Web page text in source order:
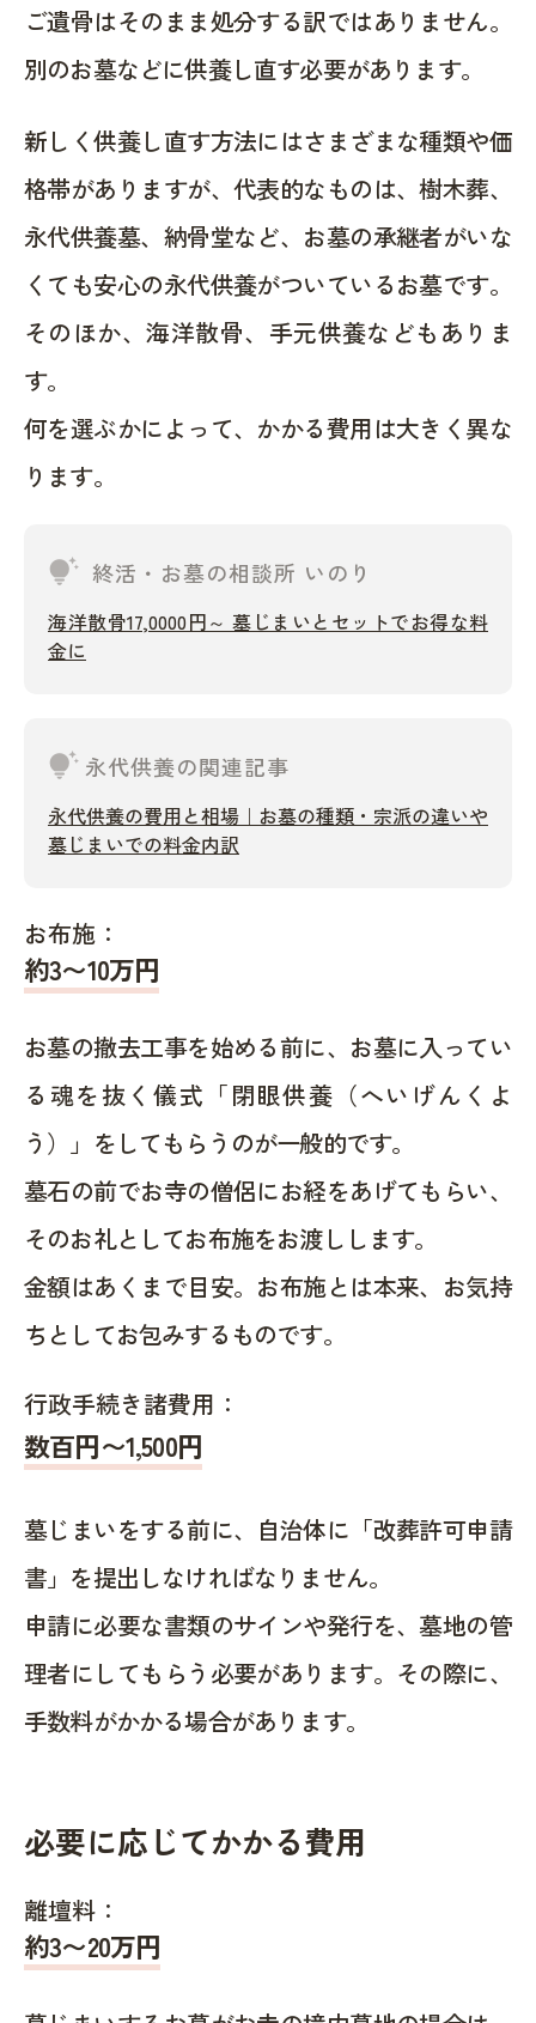
ご遺骨はそのまま処分する訳ではありません。
別のお墓などに供養し直す必要があります。
新しく供養し直す方法にはさまざまな種類や価
格帯がありますが、代表的なものは、樹木葬、
永代供養墓、納骨堂など、お墓の承継者がいな
くても安心の永代供養がついているお墓です。
そのほか、海洋散骨、手元供養などもありま
す。
何を選ぶかによって、かかる費用は大きく異な
ります。
tips_and_updates 終活・お墓の相談所 いのり
海洋散骨17,0000円～ 墓じまいとセットでお得な料
金に
tips_and_updates 永代供養の関連記事
永代供養の費用と相場｜お墓の種類・宗派の違いや
墓じまいでの料金内訳
お布施：
約3〜10万円
お墓の撤去工事を始める前に、お墓に入ってい
る魂を抜く儀式「閉眼供養（へいげんくよ
う）」をしてもらうのが一般的です。
墓石の前でお寺の僧侶にお経をあげてもらい、
そのお礼としてお布施をお渡しします。
金額はあくまで目安。お布施とは本来、お気持
ちとしてお包みするものです。
行政手続き諸費用：
数百円〜1,500円
墓じまいをする前に、自治体に「改葬許可申請
書」を提出しなければなりません。
申請に必要な書類のサインや発行を、墓地の管
理者にしてもらう必要があります。その際に、
手数料がかかる場合があります。
必要に応じてかかる費用
離壇料：
約3〜20万円